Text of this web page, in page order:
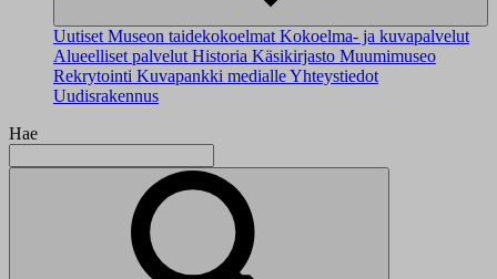
Uutiset Museon taidekokoelmat Kokoelma- ja kuvapalvelut
Alueelliset palvelut Historia Käsikirjasto Muumimuseo
Rekrytointi Kuvapankki medialleYhteystiedot
Uudisrakennus
Hae